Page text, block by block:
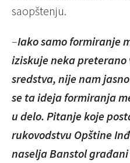
saopštenju.
–Iako samo formiranje
iziskuje neka
sredstva, nije nam
se ta ideja formiranja
u delo. Pitanje koje
rukovodstvu Opštine
naselja Banstol